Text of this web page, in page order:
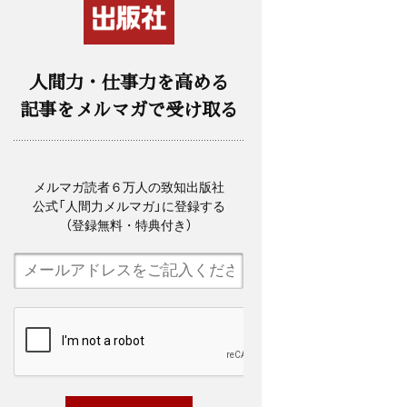
人間力・仕事力を高める
記事をメルマガで受け取る
メルマガ読者６万人の致知出版社
公式「人間力メルマガ」に登録する
（登録無料・特典付き）